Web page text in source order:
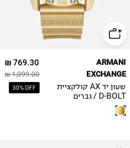
769.30 ₪
1,099.00 ₪
30% OFF
ARMANI
EXCHANGE
שעון יד AX קולקציית
D-BOLT / גברים